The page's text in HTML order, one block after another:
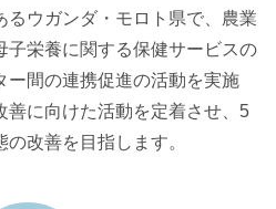
るウガンダ・モロト県で、農業
子栄養に関する保健サービスの
ー間の連携促進の活動を実施
善に向けた活動を定着させ、5
改善を目指します。